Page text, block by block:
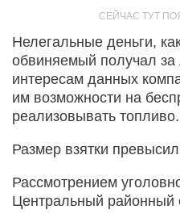
Нелегальные деньги,
обвиняемый получал
интересам данных
им возможности на
реализовывать топливо.
Размер взятки
Рассмотрением
Центральный районный